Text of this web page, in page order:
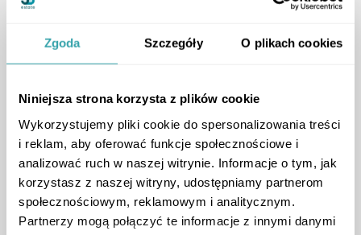
Zgoda Szczegóły O plikach cookies
Niniejsza strona korzysta z plików cookie
Wykorzystujemy pliki cookie do spersonalizowania treści
i reklam, aby oferować funkcje społecznościowe i
analizować ruch w naszej witrynie. Informacje o tym, jak
korzystasz z naszej witryny, udostępniamy partnerom
społecznościowym, reklamowym i analitycznym.
Partnerzy mogą połączyć te informacje z innymi danymi
Deweloperskie inspiracje
Nowe Życie Starych Murów
jak deweloperzy tworzą przyszłość,